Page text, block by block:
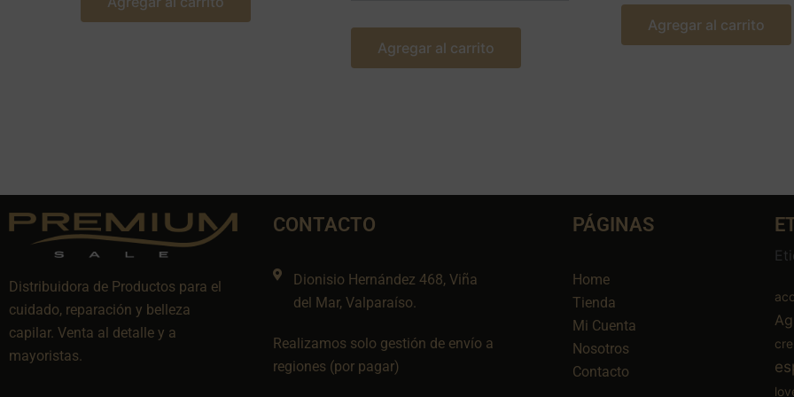
Agregar al carrito
Agregar al carrito
Distribuidora de Productos para el
cuidado, reparación y belleza
capilar. Venta al detalle y a
mayoristas.
CONTACTO
Dionisio Hernández 468, Viña
del Mar, Valparaíso.
Realizamos solo gestión de envío a
regiones (por pagar)
PÁGINAS
Home
Tienda
Mi Cuenta
Nosotros
Contacto